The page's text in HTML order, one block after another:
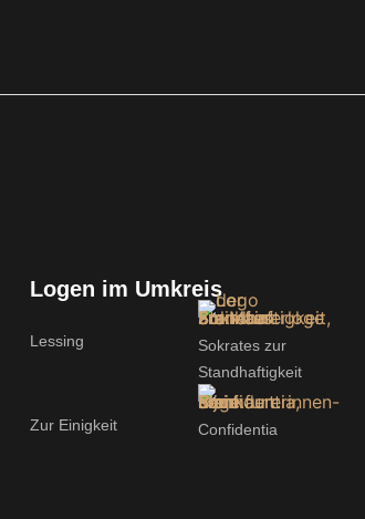
Logen im Umkreis
Lessing
Sokrates zur
Standhaftigkeit
Zur Einigkeit Confidentia